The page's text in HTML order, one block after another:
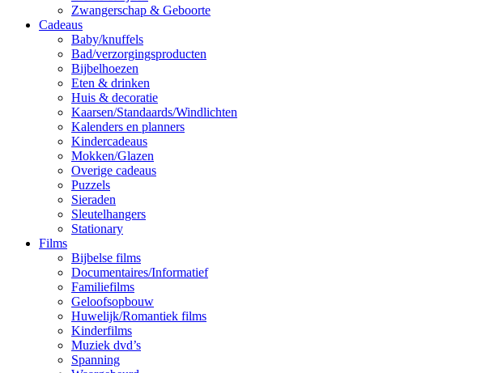
Zwangerschap & Geboorte
Cadeaus
Baby/knuffels
Bad/verzorgingsproducten
Bijbelhoezen
Eten & drinken
Huis & decoratie
Kaarsen/Standaards/Windlichten
Kalenders en planners
Kindercadeaus
Mokken/Glazen
Overige cadeaus
Puzzels
Sieraden
Sleutelhangers
Stationary
Films
Bijbelse films
Documentaires/Informatief
Familiefilms
Geloofsopbouw
Huwelijk/Romantiek films
Kinderfilms
Muziek dvd’s
Spanning